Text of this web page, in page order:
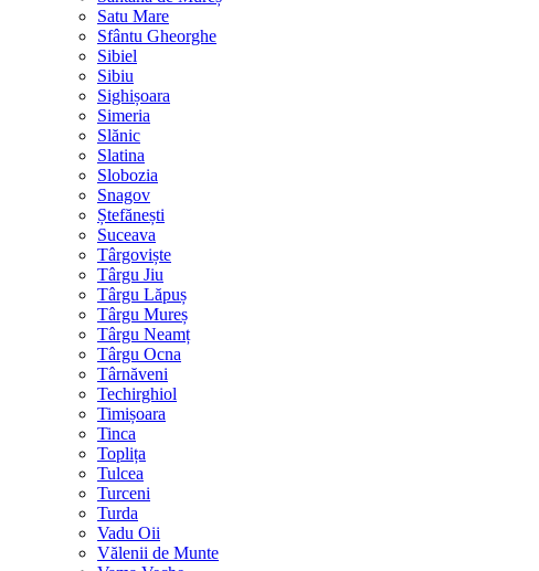
Satu Mare
Sfântu Gheorghe
Sibiel
Sibiu
Sighișoara
Simeria
Slănic
Slatina
Slobozia
Snagov
Ștefănești
Suceava
Târgoviște
Târgu Jiu
Târgu Lăpuș
Târgu Mureș
Târgu Neamț
Târgu Ocna
Târnăveni
Techirghiol
Timișoara
Tinca
Toplița
Tulcea
Turceni
Turda
Vadu Oii
Vălenii de Munte